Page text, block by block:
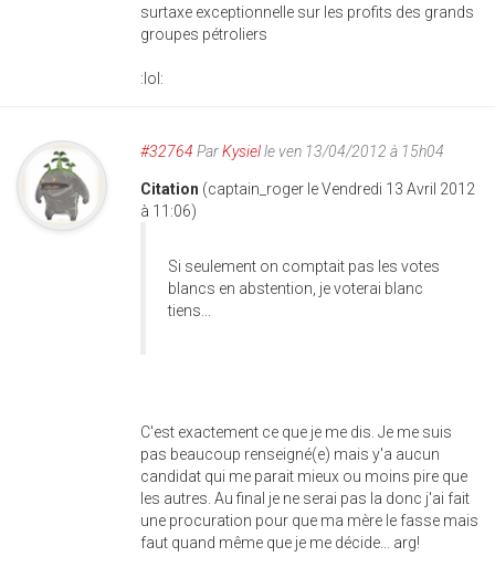
surtaxe exceptionnelle sur les profits des grands
groupes pétroliers
:lol:
#32764 ParKysielle ven 13/04/2012 à 15h04
Citation (captain_roger le Vendredi 13 Avril 2012
à 11:06)
Si seulement on comptait pas les votes
blancs en abstention, je voterai blanc
tiens...
C'est exactement ce que je me dis. Je me suis
pas beaucoup renseigné(e) mais y'a aucun
candidat qui me parait mieux ou moins pire que
les autres. Au final je ne serai pas la donc j'ai fait
une procuration pour que ma mère le fasse mais
faut quand même que je me décide... arg!